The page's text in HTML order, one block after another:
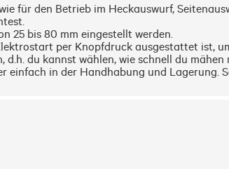
für den Betrieb im Heckauswurf,
25 bis 80 mm eingestellt werden.
per Knopfdruck ausgestattet ist,
du kannst wählen, wie schnell du mähen
einfach in der Handhabung und Lagerung.